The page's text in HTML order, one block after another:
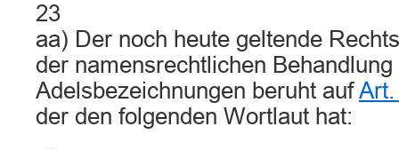
23
aa) Der noch heute geltende
der namensrechtlichen Behandlung
Adelsbezeichnungen beruht aufArt.
der den folgenden Wortlaut hat: